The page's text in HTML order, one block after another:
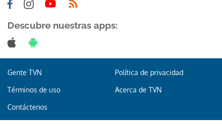
Descubre nuestras apps:
Gente TVN Política de privacidad
Términos de uso Acerca de TVN
Contáctenos